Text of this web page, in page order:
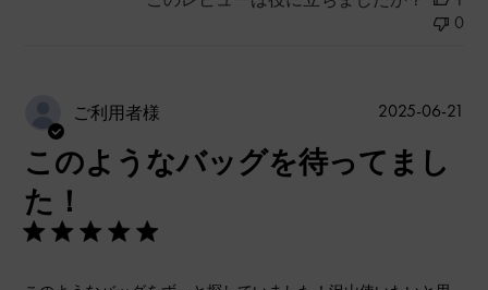
0
ご利用者様
このようなバッグを待ってまし
た！
2025-06-21